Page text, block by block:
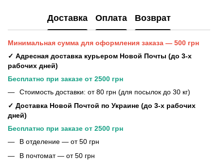
Доставка Оплата Возврат
Минимальная сумма для оформления заказа — 500 грн
✓ Адресная доставка курьером Новой Почты (до 3-х
рабочих дней)
Бесплатно при заказе от 2500 грн
Стоимость доставки: от 80 грн (для посылок до 30 кг)
✓ Доставка Новой Почтой по Украине (до 3-х рабочих
дней)
Бесплатно при заказе от 2500 грн
В отделение — от 50 грн
В почтомат — от 50 грн